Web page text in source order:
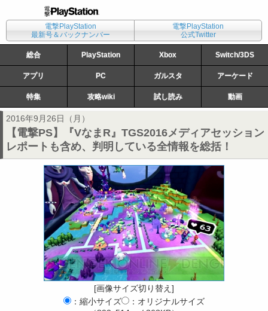
電撃PlayStation
最新号＆バックナンバー
電撃PlayStation
公式Twitter
総合 PlayStation Xbox Switch/3DS
アプリ PC ガルスタ アーケード
特集 攻略wiki 試し読み 動画
2016年9月26日（月）
【電撃PS】『VなまR』TGS2016メディアセッション
レポートも含め、判明している全情報を総括！
[画像サイズ切り替え]
：縮小サイズ
：オリジナルサイズ